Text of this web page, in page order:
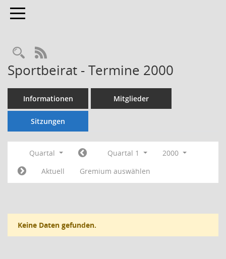
Toggle navigation
Rechercheauswahl
RSS-Feed
Sportbeirat - Termine 2000
Informationen Mitglieder
Sitzungen
Quartal Quartal 1
2000
Aktuell
Gremium auswählen
Keine Daten gefunden.